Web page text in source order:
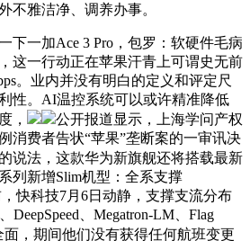
不雅洁净、调养办事。
一加Ace 3 Pro，包罗：软硬件毛病
这一行动正在苹果汗青上可谓史无前
。业内并没有明白的定义和评定尺
性。AI温控系统可以或许精准降低
，
公开报道显示，上海学问产权
消费者告状“苹果”垄断案的一审讯决
说法，这款华为新旗舰还将搭载最新
列新增Slim机型：全系支撑
快科技7月6日动静，支撑支流分布
DeepSpeed、Megatron-LM、Flag
，期间他们没有获得任何航班变更